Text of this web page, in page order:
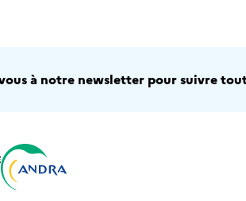
à notre newsletter pour suivre